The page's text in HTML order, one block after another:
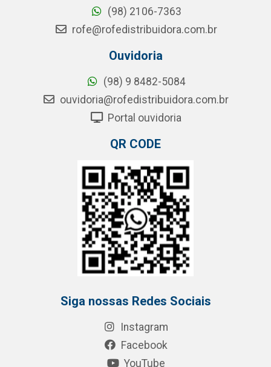
(98) 2106-7363
rofe@rofedistribuidora.com.br
Ouvidoria
(98) 9 8482-5084
ouvidoria@rofedistribuidora.com.br
Portal ouvidoria
QR CODE
Siga nossas Redes Sociais
Instagram
Facebook
YouTube